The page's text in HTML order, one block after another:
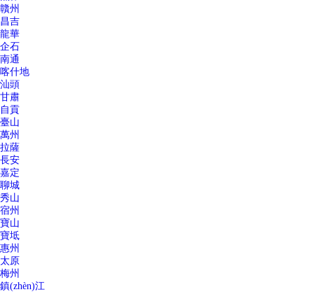
贛州
昌吉
龍華
企石
南通
喀什地
汕頭
甘肅
自貢
臺山
萬州
拉薩
長安
嘉定
聊城
秀山
宿州
寶山
寶坻
惠州
太原
梅州
鎮(zhèn)江